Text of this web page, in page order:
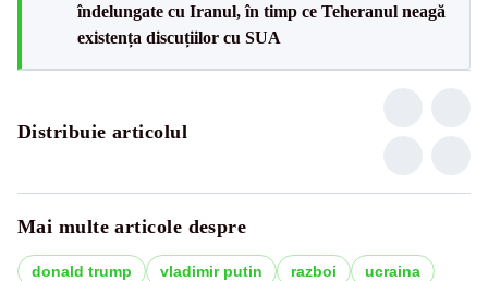
îndelungate cu Iranul, în timp ce Teheranul neagă
existența discuțiilor cu SUA
Distribuie articolul
Mai multe articole despre
donald trump vladimir putin razboi
ucraina